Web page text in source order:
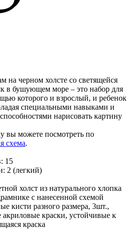
на черном холсте со светящейся
в бушующем море – это набор для
которого и взрослый, и ребенок
специальными навыками и
нарисовать картину
вы можете посмотреть по
схема.
15
2 (легкий)
холст из натурального хлопка
с нанесенной схемой
кисти разного размера, 3шт.,
краски, устойчивые к
краска